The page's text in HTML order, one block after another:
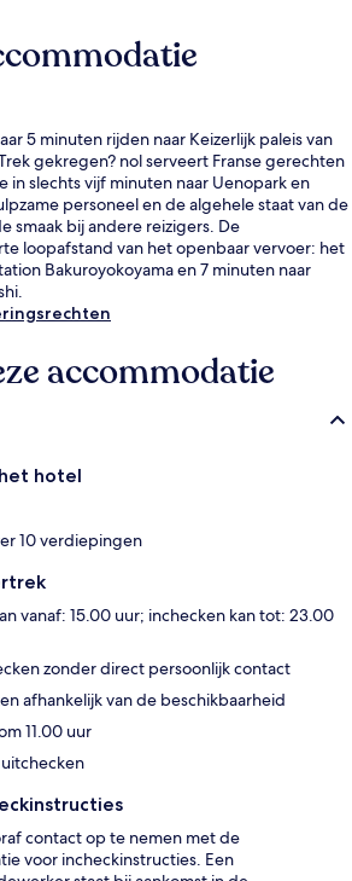
5 minuten rijden naar Keizerlijk paleis van
gekregen? nol serveert Franse gerechten
in slechts vijf minuten naar Uenopark en
personeel en de algehele staat van de
smaak bij andere reizigers. De
loopafstand van het openbaar vervoer: het
Bakuroyokoyama en 7 minuten naar
accommodatie
hotel
10 verdiepingen
vanaf: 15.00 uur; inchecken kan tot: 23.00
zonder direct persoonlijk contact
afhankelijk van de beschikbaarheid
11.00 uur
contact op te nemen met de
voor incheckinstructies. Een